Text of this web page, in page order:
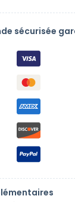
sécurisée